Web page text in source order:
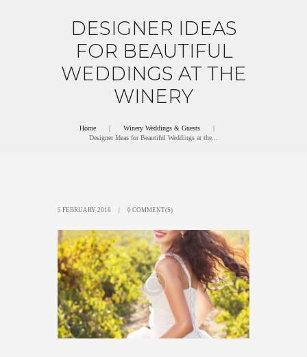
DESIGNER IDEAS
FOR BEAUTIFUL
WEDDINGS AT THE
WINERY
Home
Winery Weddings & Guests
Designer Ideas for Beautiful Weddings at the...
5 FEBRUARY 2016 0 COMMENT(S)